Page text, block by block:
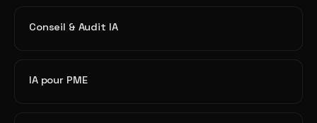
Conseil & Audit IA
IA pour PME